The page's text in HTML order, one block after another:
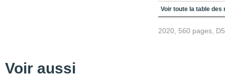
Remerciements
Voir toute la table des
2020, 560 pages,
Voir aussi